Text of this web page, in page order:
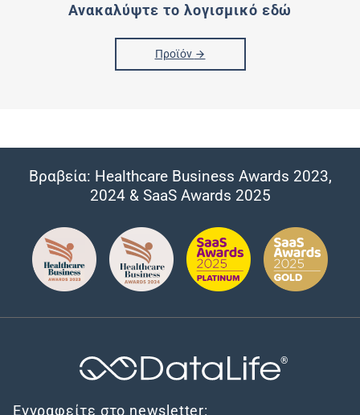
Ανακαλύψτε το λογισμικό εδώ
Προϊόν
Βραβεία: Healthcare Business Awards 2023,
2024 & SaaS Awards 2025
®
Εγγραφείτε στο newsletter: